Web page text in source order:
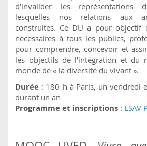
d’invalider les représentations
lesquelles nos relations aux
construites. Ce DU a pour objectif
nécessaires à tous les publics,
pour comprendre, concevoir et
les objectifs de l’intégration et du
monde de « la diversité du vivant ».
Durée : 180 h à Paris, un vendredi
durant un an
Programme et inscriptions : ESAV